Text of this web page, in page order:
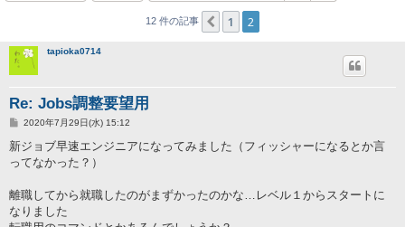
12 件の記事 １つ前へ
1 2
tapioka0714
Re: Jobs調整要望用
投
記
事
2020年7月29日(水) 15:12
新ジョブ早速エンジニアになってみました（フィッシャーになるとか言
ってなかった？）
離職してから就職したのがまずかったのかな…レベル１からスタートに
なりました